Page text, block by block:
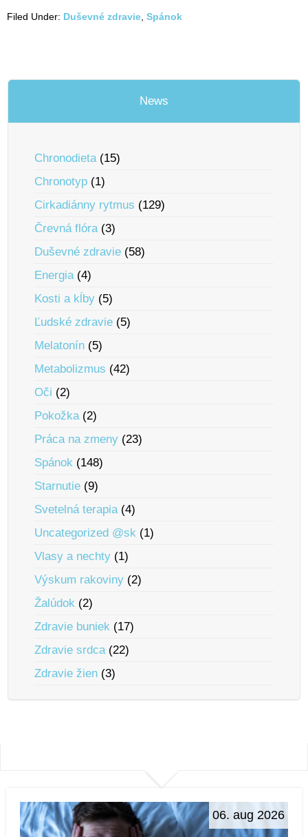
Filed Under: Duševné zdravie Spánok
News
Chronodieta(15)
Chronotyp (1)
Cirkadiánny rytmus (129)
Črevná flóra(3)
Duševné zdravie (58)
Energia(4)
Kosti a kĺby (5)
Ľudské zdravie (5)
Melatonín (5)
Metabolizmus (42)
Oči (2)
Pokožka(2)
Práca na zmeny (23)
Spánok (148)
Starnutie (9)
Svetelná terapia(4)
Uncategorized @sk (1)
Vlasy a nechty (1)
Výskum rakoviny (2)
Žalúdok (2)
Zdravie buniek (17)
Zdravie srdca(22)
Zdravie žien (3)
06. aug 2026